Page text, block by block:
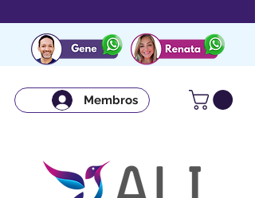
Membros